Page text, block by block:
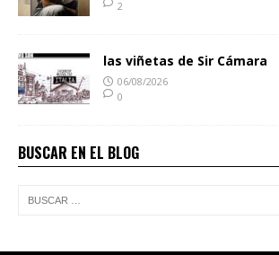
2
las viñetas de Sir Cámara
06/08/2026
0
BUSCAR EN EL BLOG